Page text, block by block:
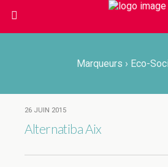
Marqueurs › Eco-
26 JUIN 2015
Alternatiba Aix